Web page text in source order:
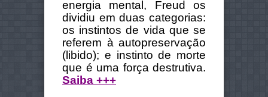
energia mental, Freud os
dividiu em duas categorias:
os instintos de vida que se
referem à autopreservação
(libido); e instinto de morte
que é uma força destrutiva.
Saiba +++